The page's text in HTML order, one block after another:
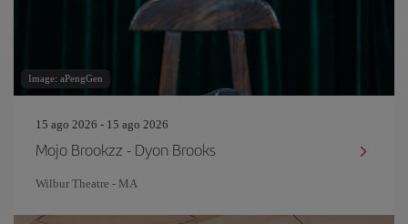
Image: aPengGen
15 ago 2026 - 15 ago 2026
Mojo Brookzz - Dyon Brooks
Wilbur Theatre - MA